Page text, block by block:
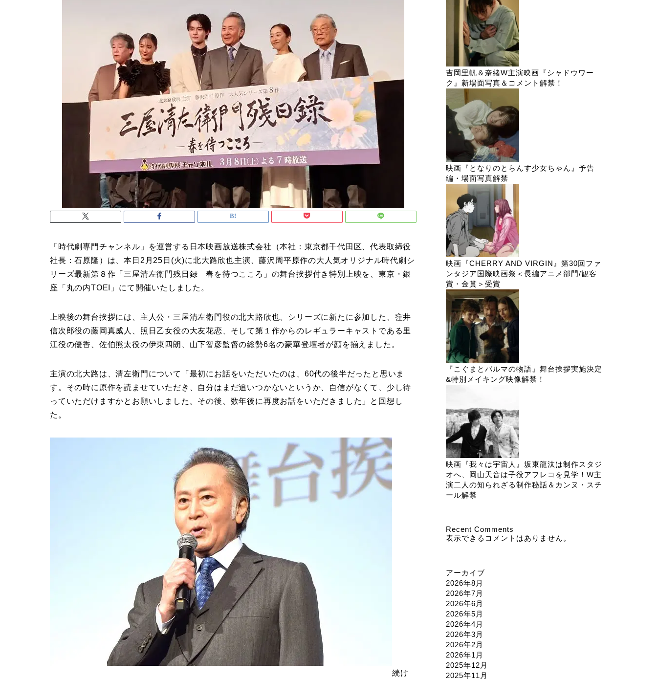
「時代劇専門チャンネル」を運営する日本映画放送株式会社（本社：東京都千代田区、代表取締役
社長：石原隆）は、本日2月25日(火)に北大路欣也主演、藤沢周平原作の大人気オリジナル時代劇シ
リーズ最新第８作「三屋清左衛門残日録 春を待つこころ」の舞台挨拶付き特別上映を、東京・銀
座「丸の内TOEI」にて開催いたしました。
上映後の舞台挨拶には、主人公・三屋清左衛門役の北大路欣也、シリーズに新たに参加した、窪井
信次郎役の藤岡真威人、照日乙女役の大友花恋、そして第１作からのレギュラーキャストである里
江役の優香、佐伯熊太役の伊東四朗、山下智彦監督の総勢6名の豪華登壇者が顔を揃えました。
主演の北大路は、清左衛門について「最初にお話をいただいたのは、60代の後半だったと思いま
す。その時に原作を読ませていただき、自分はまだ追いつかないというか、自信がなくて、少し待
っていただけますかとお願いしました。その後、数年後に再度お話をいただきました」と回想し
た。
続け
吉岡里帆＆奈緒W主演映画『シャドウワー
ク』新場面写真＆コメント解禁！
映画『となりのとらんす少女ちゃん』予告
編・場面写真解禁
映画『CHERRY AND VIRGIN』第30回ファ
ンタジア国際映画祭＜長編アニメ部門/観客
賞・金賞＞受賞
『こぐまとパルマの物語』舞台挨拶実施決定
&特別メイキング映像解禁！
映画『我々は宇宙人』坂東龍汰は制作スタジ
オへ、岡山天音は子役アフレコを見学！W主
演二人の知られざる制作秘話＆カンヌ・スチ
ール解禁
Recent Comments
表示できるコメントはありません。
アーカイブ
2026年8月
2026年7月
2026年6月
2026年5月
2026年4月
2026年3月
2026年2月
2026年1月
2025年12月
2025年11月